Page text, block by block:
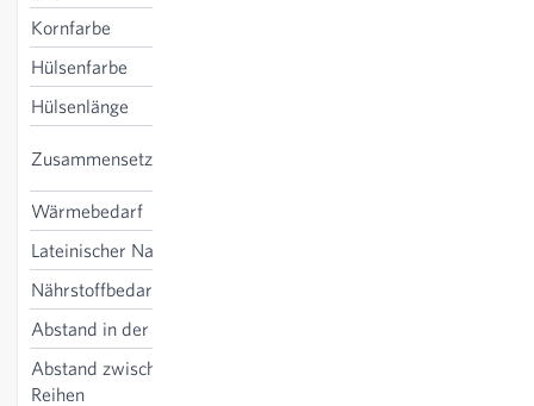
Kornfarbe
Hülsenfarbe
Hülsenlänge
Zusammensetzung
Wärmebedarf
Lateinischer Name
Nährstoffbedarf
Abstand in der Reihe
Abstand zwischen den
Reihen